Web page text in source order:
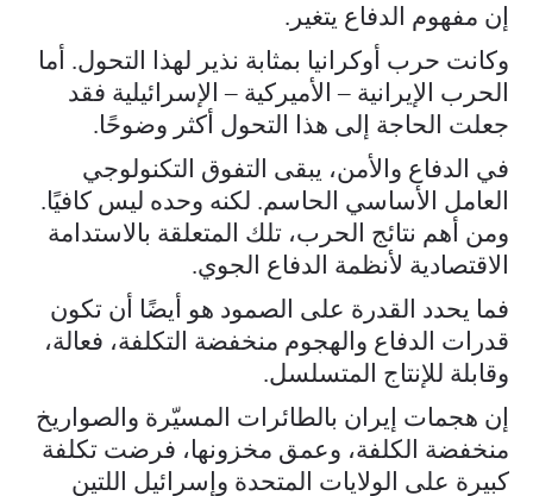
إن مفهوم الدفاع يتغير.
وكانت حرب أوكرانيا بمثابة نذير لهذا التحول. أما
الحرب الإيرانية – الأميركية – الإسرائيلية فقد
جعلت الحاجة إلى هذا التحول أكثر وضوحًا.
في الدفاع والأمن، يبقى التفوق التكنولوجي
العامل الأساسي الحاسم. لكنه وحده ليس كافيًا.
ومن أهم نتائج الحرب، تلك المتعلقة بالاستدامة
الاقتصادية لأنظمة الدفاع الجوي.
فما يحدد القدرة على الصمود هو أيضًا أن تكون
قدرات الدفاع والهجوم منخفضة التكلفة، فعالة،
وقابلة للإنتاج المتسلسل.
إن هجمات إيران بالطائرات المسيّرة والصواريخ
منخفضة الكلفة، وعمق مخزونها، فرضت تكلفة
كبيرة على الولايات المتحدة وإسرائيل اللتين